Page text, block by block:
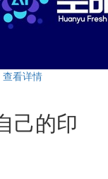
查看详情
己的印